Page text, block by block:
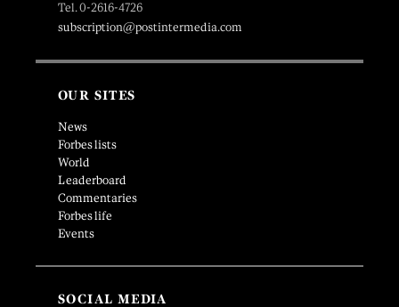
Tel. 0-2616-4726
subscription@postintermedia.com
OUR SITES
News
Forbes lists
World
Leaderboard
Commentaries
Forbes life
Events
SOCIAL MEDIA